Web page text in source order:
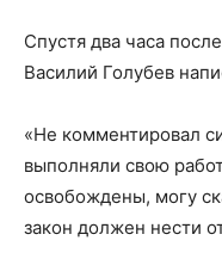
Спустя два часа
Василий Голубев
«Не комментировал
выполняли свою
освобождены, могу
закон должен нести